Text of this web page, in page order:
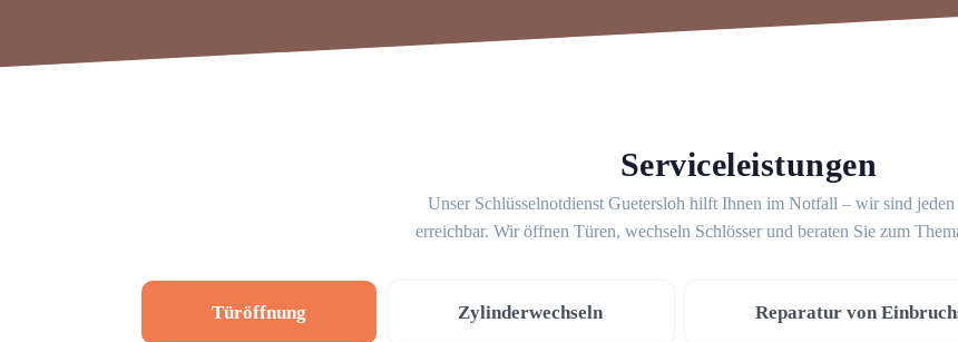
Serviceleistungen
Unser Schlüsselnotdienst Guetersloh hilft Ihnen im Notfall – wir sind jeden
erreichbar. Wir öffnen Türen, wechseln Schlösser und beraten Sie zum
Türöffnung Zylinderwechseln Reparatur von